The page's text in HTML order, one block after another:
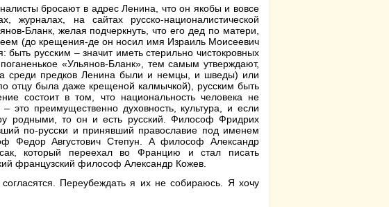
бросают в адрес Ленина, что он якобы и вовсе
журналах, на сайтах русско-националистической
Бланк, желая подчеркнуть, что его дед по матери,
(до крещения-де он носил имя Израиль Моисеевич
русским – значит иметь стерильно чистокровных
«Ульянов-Бланк», тем самым утверждают,
среди предков Ленина были и немцы, и шведы) или
отцу была даже крещеной калмычкой), русским быть
состоит в том, что национальность человека не
это преимущественно духовность, культура, и если
родными, то он и есть русский. Философ Фридрих
по-русски и принявший православие под именем
Федор Августович Степун. А философ Александр
который переехал во Францию и стал писать
французский философ Александр Кожев.
Переубеждать я их не собираюсь. Я хочу